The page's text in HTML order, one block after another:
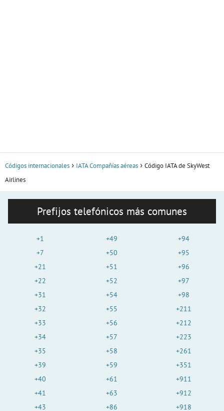
Códigos internacionales IATA Compañías aéreas
Código IATA de SkyWest
Airlines
Prefijos telefónicos más comunes
+1
+7
+21
+22
+31
+32
+33
+34
+35
+39
+40
+41
+43
+49
+50
+51
+52
+54
+55
+56
+57
+58
+59
+61
+63
+86
+94
+95
+96
+97
+98
+211
+212
+223
+261
+351
+911
+912
+918